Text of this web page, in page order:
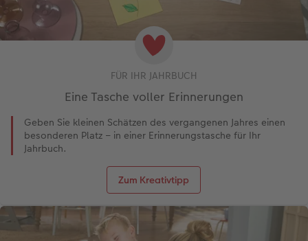
FÜR IHR JAHRBUCH
Eine Tasche voller Erinnerungen
Geben Sie kleinen Schätzen des vergangenen Jahres einen
besonderen Platz – in einer Erinnerungstasche für Ihr
Jahrbuch.
Zum Kreativtipp